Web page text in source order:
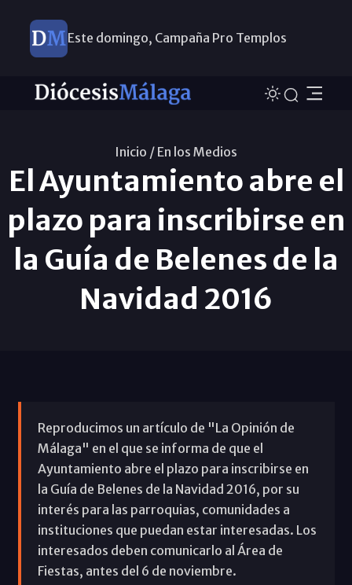
Este domingo, Campaña Pro Templos
Inicio / En los Medios
El Ayuntamiento abre el
plazo para inscribirse en
la Guía de Belenes de la
Navidad 2016
Reproducimos un artículo de "La Opinión de
Málaga" en el que se informa de que el
Ayuntamiento abre el plazo para inscribirse en
la Guía de Belenes de la Navidad 2016, por su
interés para las parroquias, comunidades a
instituciones que puedan estar interesadas. Los
interesados deben comunicarlo al Área de
Fiestas, antes del 6 de noviembre.